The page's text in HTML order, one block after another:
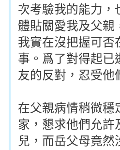
次考驗我的能力，
體貼關愛我及父親
我實在沒把握可否
事。爲了對得起已
友的反對，忍受他
在父親病情稍微穩
家，懇求他們允許
兒，而岳父母竟